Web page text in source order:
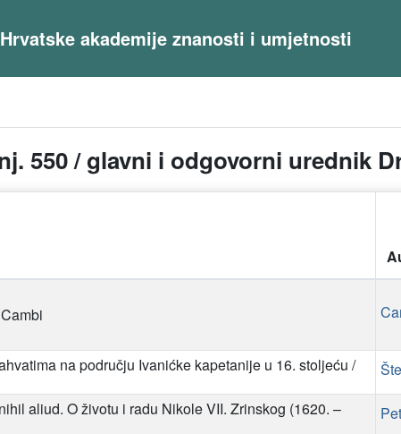
akademije znanosti i umjetnosti
550 / glavni i odgovorni urednik
na području Ivanićke kapetanije u 16. stoljeću /
aliud. O životu i radu Nikole VII. Zrinskog (1620. –